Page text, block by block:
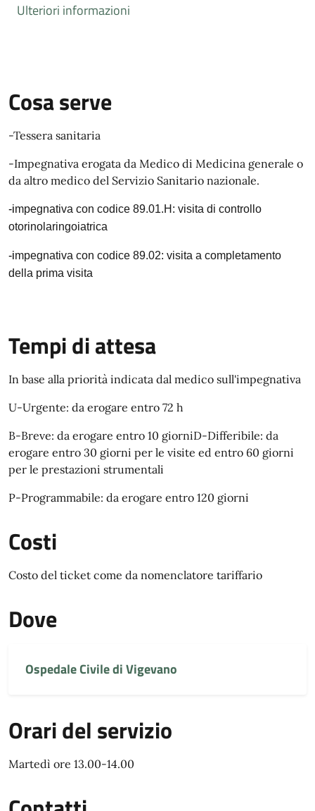
Ulteriori informazioni
Cosa serve
-Tessera sanitaria
-Impegnativa erogata da Medico di Medicina generale o
da altro medico del Servizio Sanitario nazionale.
-impegnativa con codice 89.01.H : visita di controllo
otorinolaringoiatrica
-impegnativa con codice 89.02: visita a completamento
della prima visita
Tempi di attesa
In base alla priorità indicata dal medico sull'impegnativa
U-Urgente: da erogare entro 72 h
B-Breve: da erogare entro 10 giorniD-Differibile: da
erogare entro 30 giorni per le visite ed entro 60 giorni
per le prestazioni strumentali
P-Programmabile: da erogare entro 120 giorni
Costi
Costo del ticket come da nomenclatore tariffario
Dove
Ospedale Civile di Vigevano
Orari del servizio
Martedì ore 13.00-14.00